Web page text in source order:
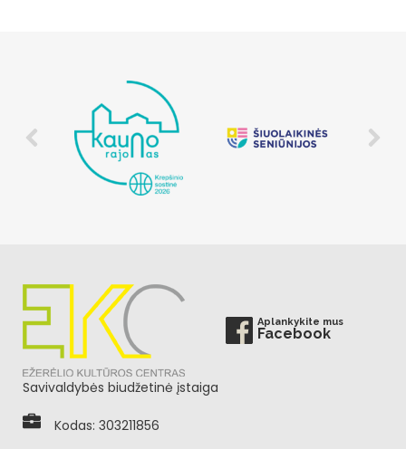
Aplankykite mus
Facebook
Savivaldybės biudžetinė įstaiga
Kodas: 303211856